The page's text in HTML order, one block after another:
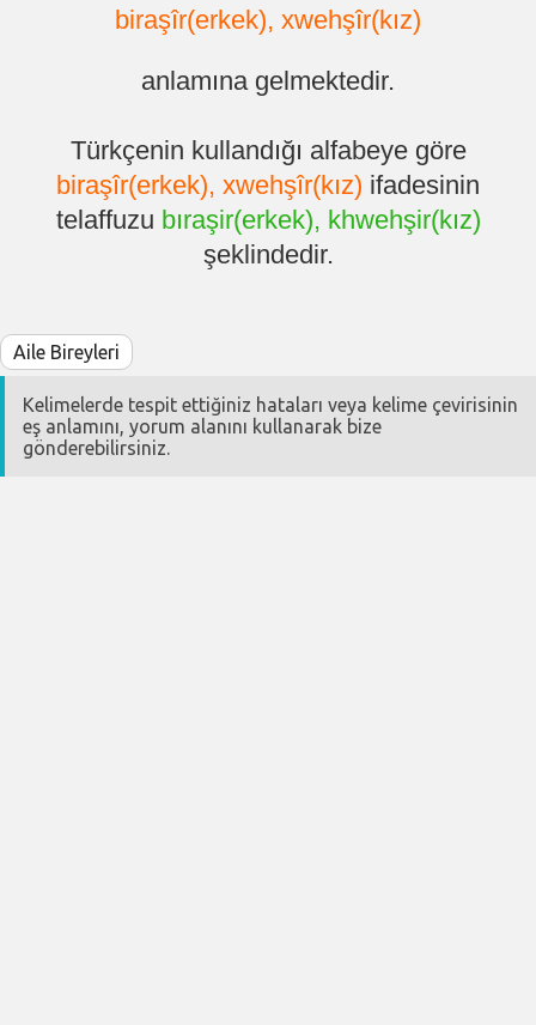
biraşîr(erkek), xwehşîr(kız)
anlamına gelmektedir.
Türkçenin kullandığı alfabeye göre
biraşîr(erkek), xwehşîr(kız) ifadesinin
telaffuzu bıraşir(erkek), khwehşir(kız)
şeklindedir.
Aile Bireyleri
Kelimelerde tespit ettiğiniz hataları veya kelime çevirisinin
eş anlamını, yorum alanını kullanarak bize
gönderebilirsiniz.